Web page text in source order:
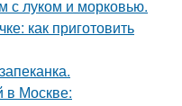
с луком и морковью.
как приготовить
в Москве: